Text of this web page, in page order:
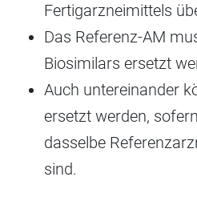
Fertigarzneimittels
Das Referenz-AM
Biosimilars ersetzt
Auch untereinander
ersetzt werden,
dasselbe
sind.